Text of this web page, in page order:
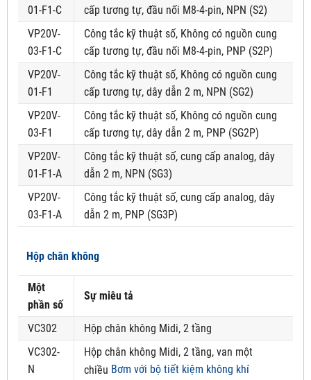
01-F1-C
cấp tương tự, đầu nối M8-4-pin, NPN (S2)
VP20V-
03-F1-C
Công tắc kỹ thuật số, Không có nguồn cung
cấp tương tự, đầu nối M8-4-pin, PNP (S2P)
VP20V-
01-F1
Công tắc kỹ thuật số, Không có nguồn cung
cấp tương tự, dây dẫn 2 m, NPN (SG2)
VP20V-
03-F1
Công tắc kỹ thuật số, Không có nguồn cung
cấp tương tự, dây dẫn 2 m, PNP (SG2P)
VP20V-
01-F1-A
Công tắc kỹ thuật số, cung cấp analog, dây
dẫn 2 m, NPN (SG3)
VP20V-
03-F1-A
Công tắc kỹ thuật số, cung cấp analog, dây
dẫn 2 m, PNP (SG3P)
Hộp chân không
Một
phần số
Sự miêu tả
VC302
Hộp chân không Midi, 2 tầng
VC302-
N
Hộp chân không Midi, 2 tầng, van một
chiều Bơm với bộ tiết kiệm không khí